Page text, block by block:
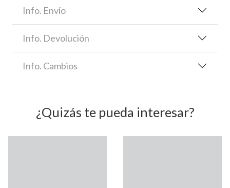
Info. Envío
Info. Devolución
Info. Cambios
¿Quizás te pueda interesar?